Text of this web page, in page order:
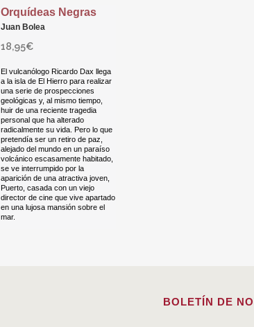
Orquídeas Negras
Juan Bolea
18,95€
El vulcanólogo Ricardo Dax llega
a la isla de El Hierro para realizar
una serie de prospecciones
geológicas y, al mismo tiempo,
huir de una reciente tragedia
personal que ha alterado
radicalmente su vida. Pero lo que
pretendía ser un retiro de paz,
alejado del mundo en un paraíso
volcánico escasamente habitado,
se ve interrumpido por la
aparición de una atractiva joven,
Puerto, casada con un viejo
director de cine que vive apartado
en una lujosa mansión sobre el
mar.
BOLETÍN DE